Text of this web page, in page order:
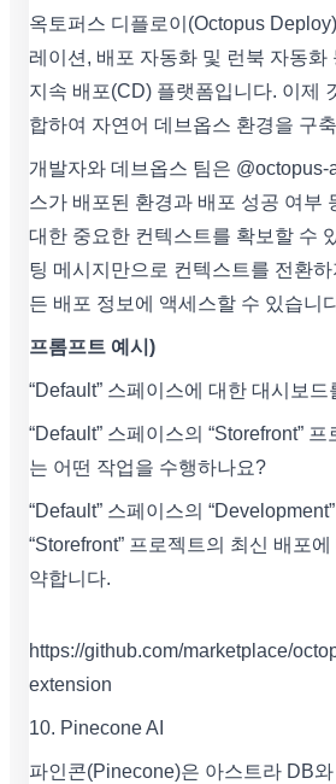
옥토퍼스 디플로이(Octopus
레이션, 배포 자동화 및 런북 자동화
지속 배포(CD) 플랫폼입니다. 이제
합하여 자연어 데브옵스 환경을 구
개발자와 데브옵스 팀은 @octopus-
스가 배포된 환경과 배포 성공 여부
대한 중요한 컨텍스트를 확보할 수
팅 메시지만으로 컨텍스트를 전환
든 배포 정보에 액세스할 수 있습니
프롬프트 예시)
“Default” 스페이스에 대한 대시보
“Default” 스페이스의 “Storefront”
는 어떤 작업을 수행하나요?
“Default” 스페이스의
“Storefront” 프로젝트의 최신 배포
약합니다.
https://github.com/marketplace/
extension
10. Pinecone AI
파인콘(Pinecone)은 아스트라 DB